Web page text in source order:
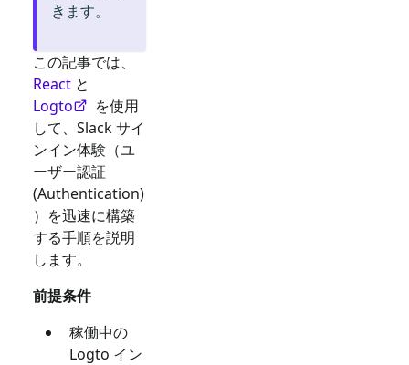
きます。
この記事では、
React と
Logto
を使用
して、 Slackサイ
ンイン体験（ユ
ーザー認証
(Authentication)
）を迅速に構築
する手順を説明
します。
前提条件
稼働中の
Logto イン